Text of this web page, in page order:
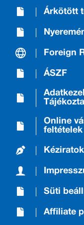
Árkötött
Foreign
ÁSZF
Online
feltételek
Süti
Affiliate